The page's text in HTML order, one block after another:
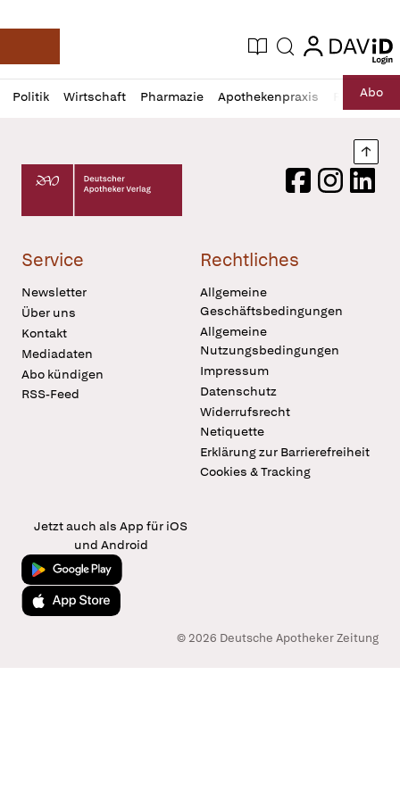
Deutsche Apotheker Zeitung
Aktuelle Ausgabe
Suche login
login
Politik Wirtschaft Pharmazie Apothekenpraxis RechtAbo
Profil
öffnen
Daz
Pur
Deutscher Apotheker Verlag Logo
FacebookInstagram
Service
Newsletter
Über uns
Kontakt
Mediadaten
Abo kündigen
RSS-Feed
Rechtliches
Allgemeine
Geschäftsbedingungen
Allgemeine
Nutzungsbedingungen
Impressum
Datenschutz
Widerrufsrecht
Netiquette
Erklärung zur Barrierefreiheit
Cookies & Tracking
Jetzt auch als App für iOS
und Android
Jetzt bei Google Play
Laden im App Store
© 2026 Deutsche Apotheker Zeitung